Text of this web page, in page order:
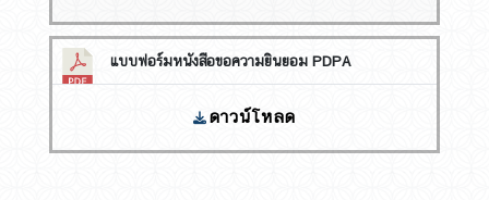
แบบฟอร์มหนังสือขอความยินยอม PDPA
ดาวน์โหลด